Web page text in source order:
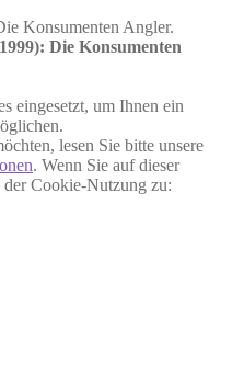
Die Konsumenten
eingesetzt, um Ihnen ein
lesen Sie bitte unsere
. Wenn Sie auf dieser
der Cookie-Nutzung zu: